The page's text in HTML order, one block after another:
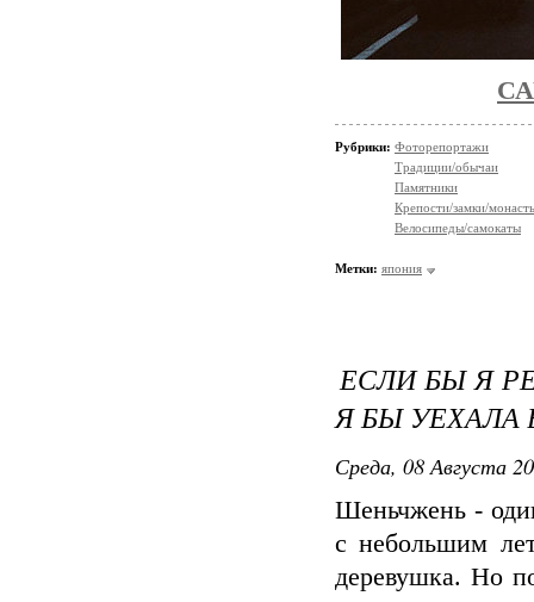
Рубрики: Фоторепортажи
Традиции/обычаи
Памятники
Крепости/замки/
Велосипеды/самокаты
Метки: япония
ЕСЛИ БЫ Я
Я БЫ
Среда, 08 Августа
Шеньчжень -
с небольшим
деревушка. Но